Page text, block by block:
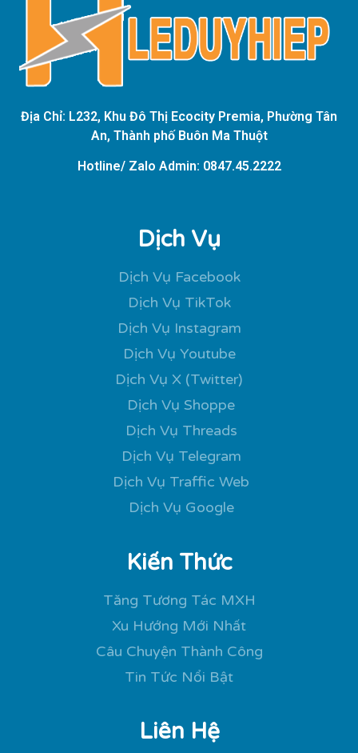
Địa Chỉ: L232, Khu Đô Thị Ecocity Premia, Phường Tân
An, Thành phố Buôn Ma Thuột
Hotline/ Zalo Admin: 0847.45.2222
Dịch Vụ
Dịch Vụ Facebook
Dịch Vụ TikTok
Dịch Vụ Instagram
Dịch Vụ Youtube
Dịch Vụ X (Twitter)
Dịch Vụ Shoppe
Dịch Vụ Threads
Dịch Vụ Telegram
Dịch Vụ Traffic Web
Dịch Vụ Google
Kiến Thức
Tăng Tương Tác MXH
Xu Hướng Mới Nhất
Câu Chuyện Thành Công
Tin Tức Nổi Bật
Liên Hệ